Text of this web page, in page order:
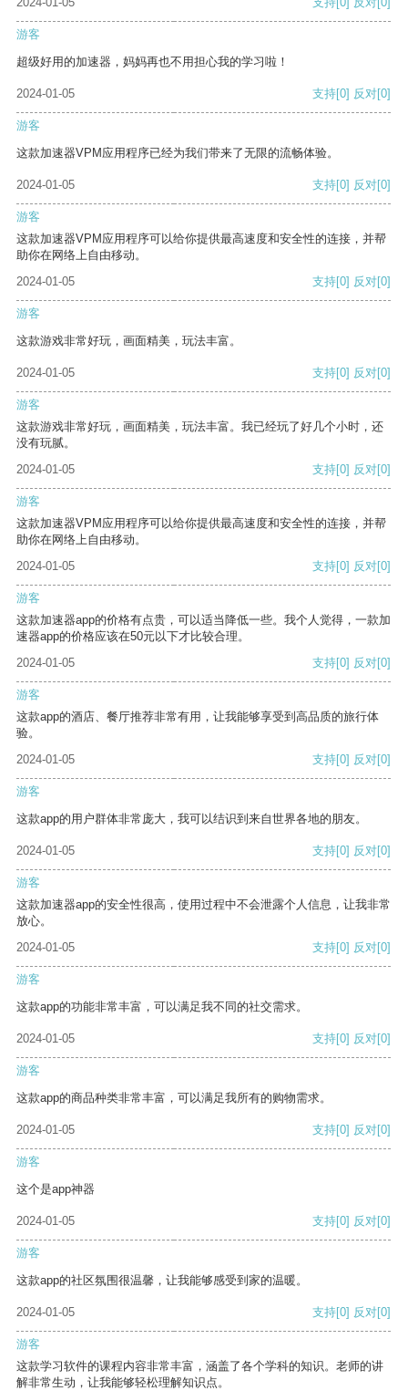
游客
超级好用的加速器，妈妈再也不用担心我的学习啦！
2024-01-05 支持[0] 反对[0]
游客
这款加速器VPM应用程序已经为我们带来了无限的流畅体验。
2024-01-05 支持[0] 反对[0]
游客
这款加速器VPM应用程序可以给你提供最高速度和安全性的连接，并帮
助你在网络上自由移动。
2024-01-05
支持[0] 反对[0]
游客
这款游戏非常好玩，画面精美，玩法丰富。
2024-01-05 支持[0] 反对[0]
游客
这款游戏非常好玩，画面精美，玩法丰富。我已经玩了好几个小时，还
没有玩腻。
2024-01-05
支持[0] 反对[0]
游客
这款加速器VPM应用程序可以给你提供最高速度和安全性的连接，并帮
助你在网络上自由移动。
2024-01-05
支持[0] 反对[0]
游客
这款加速器app的价格有点贵，可以适当降低一些。我个人觉得，一款加
速器app的价格应该在50元以下才比较合理。
2024-01-05
支持[0] 反对[0]
游客
这款app的酒店、餐厅推荐非常有用，让我能够享受到高品质的旅行体
验。
2024-01-05
支持[0] 反对[0]
游客
这款app的用户群体非常庞大，我可以结识到来自世界各地的朋友。
2024-01-05 支持[0] 反对[0]
游客
这款加速器app的安全性很高，使用过程中不会泄露个人信息，让我非常
放心。
2024-01-05
支持[0] 反对[0]
游客
这款app的功能非常丰富，可以满足我不同的社交需求。
2024-01-05 支持[0] 反对[0]
游客
这款app的商品种类非常丰富，可以满足我所有的购物需求。
2024-01-05 支持[0] 反对[0]
游客
这个是app神器
2024-01-05 支持[0] 反对[0]
游客
这款app的社区氛围很温馨，让我能够感受到家的温暖。
2024-01-05 支持[0] 反对[0]
游客
这款学习软件的课程内容非常丰富，涵盖了各个学科的知识。老师的讲
解非常生动，让我能够轻松理解知识点。